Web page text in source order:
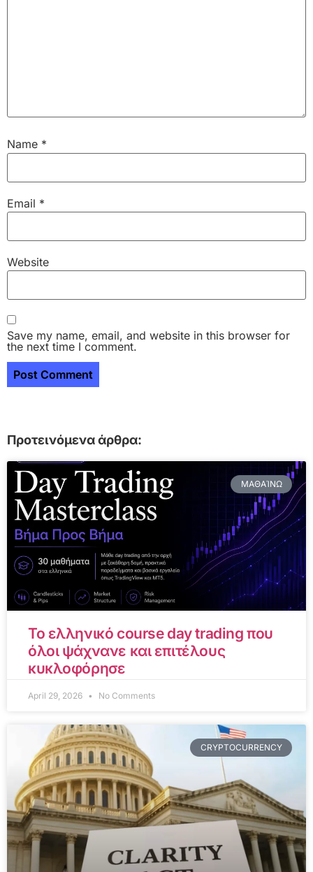
Name *
Email *
Website
Save my name, email, and website in this browser for
the next time I comment.
Προτεινόμενα άρθρα:
ΜΑΘΑΊΝΩ
Το ελληνικό course day trading που
όλοι ψάχνανε και επιτέλους
κυκλοφόρησε
April 29, 2026 No Comments
CRYPTOCURRENCY